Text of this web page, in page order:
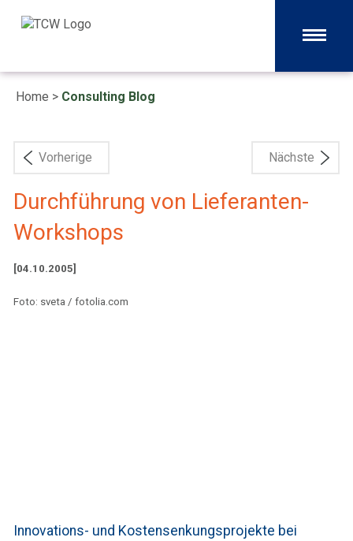
Home > Consulting Blog
Vorherige Nächste
Durchführung von Lieferanten-
Workshops
[04.10.2005]
Foto: sveta / fotolia.com
Innovations- und Kostensenkungsprojekte bei